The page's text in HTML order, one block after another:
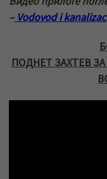
– Vodovod i
ПОДНЕТ ЗАХТЕВ